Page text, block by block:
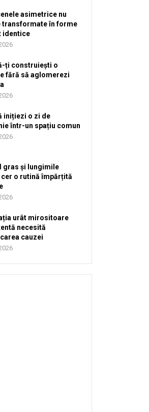
asimetrice nu
transformate în forme
identice
ți construiești o
fără să aglomerezi
inițiezi o zi de
într-un spațiu comun
gras și lungimile
cer o rutină împărțită
urât mirositoare
necesită
cauzei